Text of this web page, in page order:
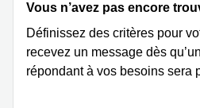
Vous n’avez pas encore
Définissez des critères pour
recevez un message dès
répondant à vos besoins sera